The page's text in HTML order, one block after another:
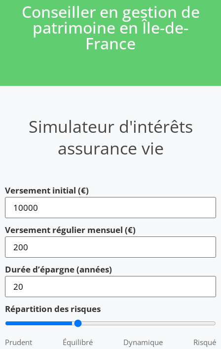
Conseiller en gestion de
patrimoine en Île-de-
France
Simulateur d'intérêts
assurance vie
Versement initial (€)
Versement régulier mensuel (€)
Durée d’épargne (années)
Répartition des risques
Prudent Équilibré Dynamique Risqué